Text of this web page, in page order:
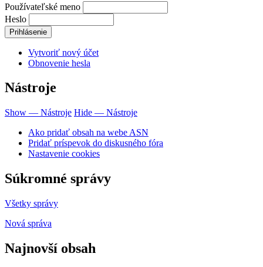
Používateľské meno
Heslo
Vytvoriť nový účet
Obnovenie hesla
Nástroje
Show — Nástroje Hide — Nástroje
Ako pridať obsah na webe ASN
Pridať príspevok do diskusného fóra
Nastavenie cookies
Súkromné správy
Všetky správy
Nová správa
Najnovší obsah